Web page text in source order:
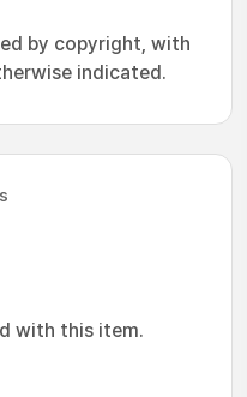
by copyright, with
indicated.
with this item.